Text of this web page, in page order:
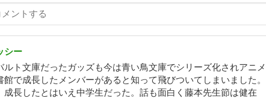
シー
ルト文庫だったガッズも今は青い鳥文庫でシリーズ化されアニメ
館で成長したメンバーがあると知って飛びついてしまいました
成長したとはいえ中学生だった。話も面白く藤本先生節は健在